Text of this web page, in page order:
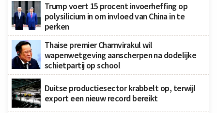
Trump voert 15 procent invoerheffing op
polysilicium in om invloed van China in te
perken
Thaise premier Charnvirakul wil
wapenwetgeving aanscherpen na dodelijke
schietpartij op school
Duitse productiesector krabbelt op, terwijl
export een nieuw record bereikt